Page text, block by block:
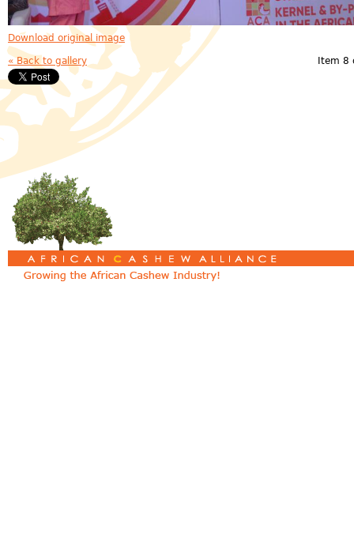
Download original image
« Back to gallery Item 8